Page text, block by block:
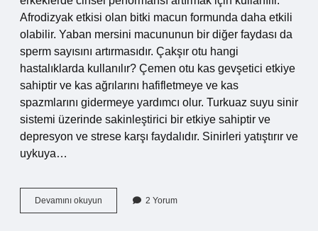
Afrodizyak etkisi olan bitki macun formunda daha etkili
olabilir. Yaban mersini macununun bir diğer faydası da
sperm sayısını artırmasıdır. Çakşır otu hangi
hastalıklarda kullanılır? Çemen otu kas gevşetici etkiye
sahiptir ve kas ağrılarını hafifletmeye ve kas
spazmlarını gidermeye yardımcı olur. Turkuaz suyu sinir
sistemi üzerinde sakinleştirici bir etkiye sahiptir ve
depresyon ve strese karşı faydalıdır. Sinirleri yatıştırır ve
uykuya…
Devamını okuyun
Kökü
2 Yorum